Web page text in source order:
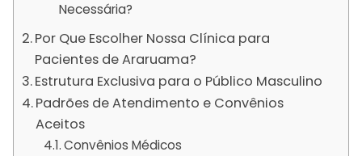
Necessária?
Por Que Escolher Nossa Clínica para
Pacientes de Araruama?
Estrutura Exclusiva para o Público Masculino
Padrões de Atendimento e Convênios
Aceitos
Convênios Médicos